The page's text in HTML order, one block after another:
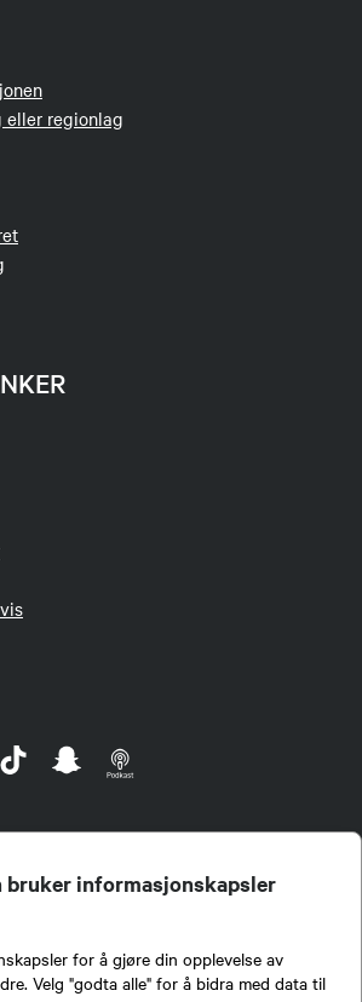
bruker informasjonskapsler
for å gjøre din opplevelse av
Velg "godta alle" for å bidra med data til
regionlag
viktigste miljøene for formidling av kunnskap om jakt og
nøytral organisasjon, men har et sterkt jakt-, fiske-, og